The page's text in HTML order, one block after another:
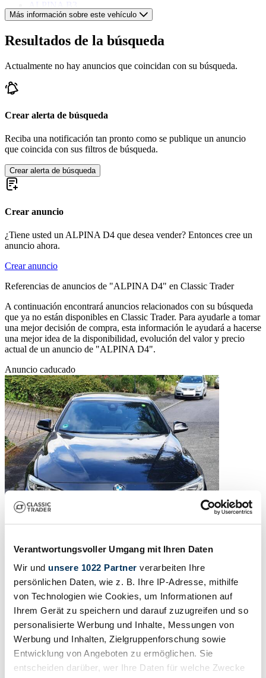
Verantwortungsvoller Umgang mit Ihren Daten
Wir und unsere 1022 Partner verarbeiten Ihre
persönlichen Daten, wie z. B. Ihre IP-Adresse, mithilfe
von Technologien wie Cookies, um Informationen auf
Ihrem Gerät zu speichern und darauf zuzugreifen und so
personalisierte Werbung und Inhalte, Messungen von
Werbung und Inhalten, Zielgruppenforschung sowie
Entwicklung von Angeboten zu ermöglichen. Sie
entscheiden darüber, wer Ihre Daten für welche Zwecke
ALPINA B5
ALPINA B7
ALPINA B9
Más información sobre este vehículo
Resultados de la búsqueda
Actualmente no hay anuncios que coincidan con su búsqueda.
Crear alerta de búsqueda
Reciba una notificación tan pronto como se publique un anuncio
que coincida con sus filtros de búsqueda.
Crear alerta de búsqueda
Crear anuncio
¿Tiene usted un ALPINA D4 que desea vender? Entonces cree un
anuncio ahora.
Crear anuncio
Referencias de anuncios de "ALPINA D4" en Classic Trader
A continuación encontrará anuncios relacionados con su búsqueda
que ya no están disponibles en Classic Trader. Para ayudarle a tomar
una mejor decisión de compra, esta información le ayudará a hacerse
una mejor idea de la disponibilidad, evolución del valor y precio
actual de un anuncio de "ALPINA D4".
Anuncio caducado
2015 | ALPINA D4 Biturbo
| 10.772 km | Lavalina Leder | Time-Capsule
79.000 €hace 3 meses